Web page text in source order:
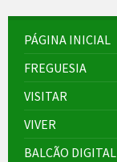
PÁGINA INICIAL
FREGUESIA
VISITAR
VIVER
BALCÃO DIGITAL